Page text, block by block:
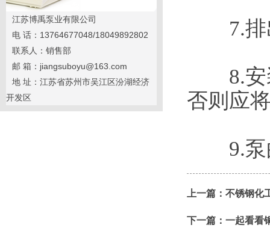
江苏博禹泵业有限公司
电 话：13764677048/18049892802
联系人：销售部
邮 箱：jiangsuboyu@163.com
地 址：江苏省苏州市吴江区汾湖经济
开发区
7.排出
8.安装
否则应
9.泵的
上一篇： 不锈钢化
下一篇： 一起看看